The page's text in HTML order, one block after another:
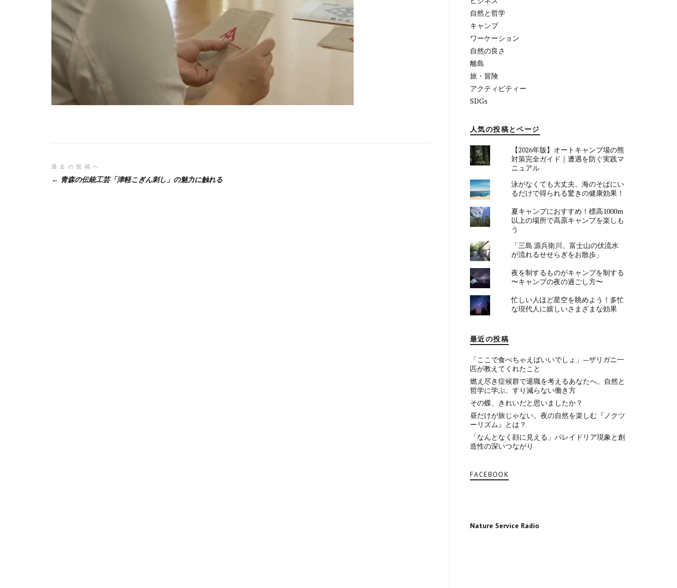
投
稿
過去の投稿へ
青森の伝統工芸「津軽こぎん刺し」の魅力に触れる
自然と哲学
キャンプ
ワーケーション
自然の良さ
離島
旅・冒険
アクティビティー
SDGs
人気の投稿とページ
【2026年版】オートキャンプ場の熊
対策完全ガイド｜遭遇を防ぐ実践マ
ニュアル
泳がなくても大丈夫。海のそばにい
るだけで得られる驚きの健康効果！
夏キャンプにおすすめ！標高1000m
以上の場所で高原キャンプを楽しも
う
「三島 源兵衛川。富士山の伏流水
が流れるせせらぎをお散歩」
夜を制するものがキャンプを制する
〜キャンプの夜の過ごし方〜
忙しい人ほど星空を眺めよう！多忙
な現代人に嬉しいさまざまな効果
最近の投稿
「ここで食べちゃえばいいでしょ」—ザリガニ一
匹が教えてくれたこと
燃え尽き症候群で退職を考えるあなたへ。自然と
哲学に学ぶ、すり減らない働き方
その蝶、きれいだと思いましたか？
昼だけが旅じゃない。夜の自然を楽しむ『ノクツ
ーリズム』とは？
「なんとなく顔に見える」パレイドリア現象と創
造性の深いつながり
FACEBOOK
Nature Service Radio